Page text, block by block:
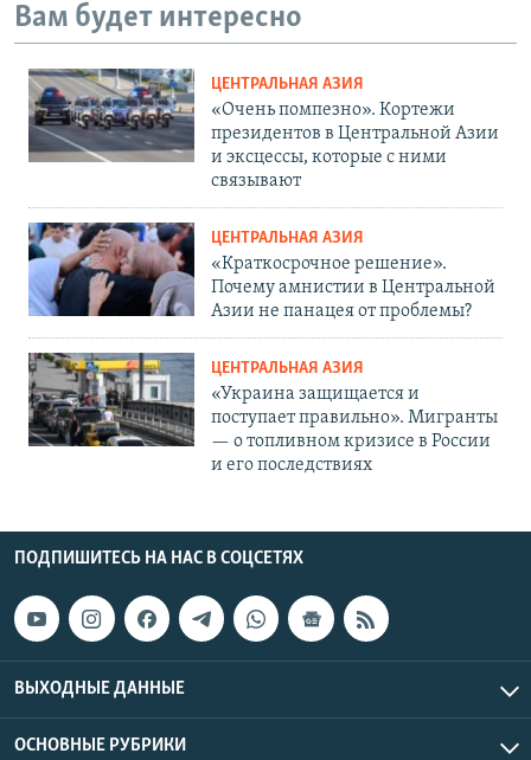
Вам будет интересно
ЦЕНТРАЛЬНАЯ АЗИЯ
«Очень помпезно». Кортежи
президентов в Центральной Азии
и эксцессы, которые с ними
связывают
ЦЕНТРАЛЬНАЯ АЗИЯ
«Краткосрочное решение».
Почему амнистии в Центральной
Азии не панацея от проблемы?
ЦЕНТРАЛЬНАЯ АЗИЯ
«Украина защищается и
поступает правильно». Мигранты
— о топливном кризисе в России
и его последствиях
ПОДПИШИТЕСЬ НА НАС В СОЦСЕТЯХ
ВЫХОДНЫЕ ДАННЫЕ
ОСНОВНЫЕ РУБРИКИ